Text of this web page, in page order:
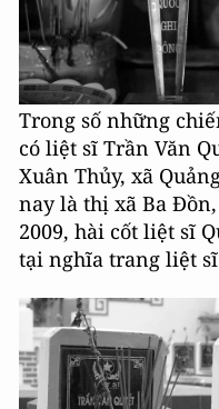
Trong số những
có liệt sĩ Trần Văn
Xuân Thủy, xã
nay là thị xã Ba
2009, hài cốt liệt sĩ
tại nghĩa trang liệt sĩ